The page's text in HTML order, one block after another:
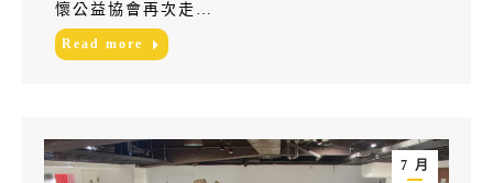
懷公益協會再次走…
Read more
7 月